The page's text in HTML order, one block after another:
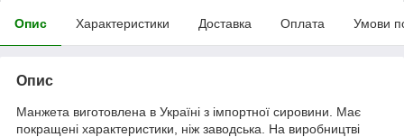
Опис Характеристики Доставка Оплата Умови
Опис
Манжета виготовлена в Україні з імпортної сировини. Має
покращені характеристики, ніж заводська.
На виробництві